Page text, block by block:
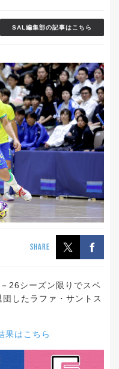
SAL編集部の記事はこちら
SHARE
26シーズン限りでスペ
したラファ・サントス
果はこちら